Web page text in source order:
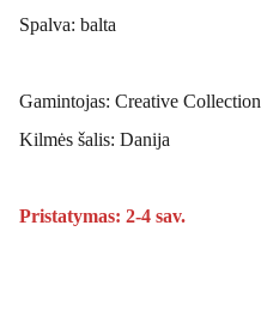
Spalva: balta
Gamintojas: Creative Collection
Kilmės šalis: Danija
Pristatymas: 2-4 sav.